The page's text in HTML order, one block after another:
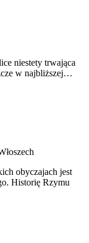
niestety trwająca
w najbliższej…
obyczajach jest
Historię Rzymu